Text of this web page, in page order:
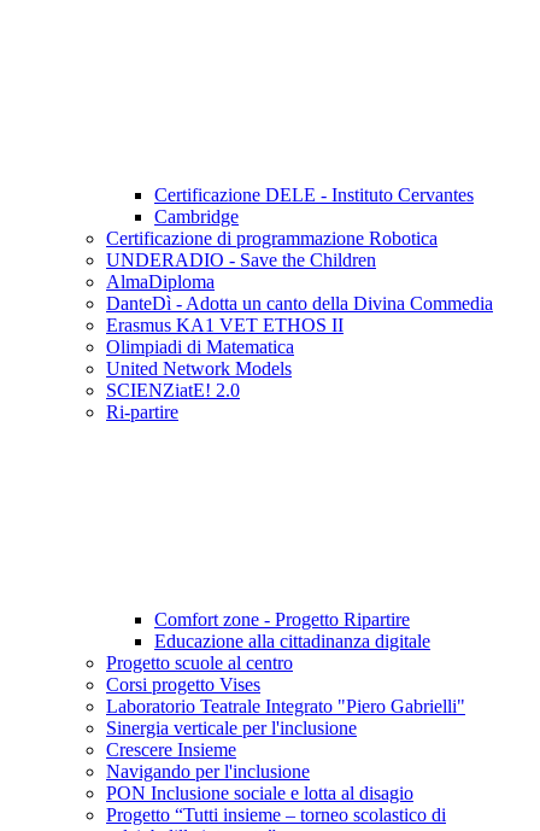
Certificazione DELE - Instituto Cervantes
Cambridge
Certificazione di programmazione Robotica
UNDERADIO - Save the Children
AlmaDiploma
DanteDì - Adotta un canto della Divina Commedia
Erasmus KA1 VET ETHOS II
Olimpiadi di Matematica
United Network Models
SCIENZiatE! 2.0
Ri-partire
Comfort zone - Progetto Ripartire
Educazione alla cittadinanza digitale
Progetto scuole al centro
Corsi progetto Vises
Laboratorio Teatrale Integrato "Piero Gabrielli"
Sinergia verticale per l'inclusione
Crescere Insieme
Navigando per l'inclusione
PON Inclusione sociale e lotta al disagio
Progetto “Tutti insieme – torneo scolastico di